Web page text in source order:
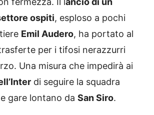
ospiti, esploso a pochi
Emil Audero, ha portato al
per i tifosi nerazzurri
Una misura che impedirà ai
di seguire la squadra
gare lontano da San Siro.